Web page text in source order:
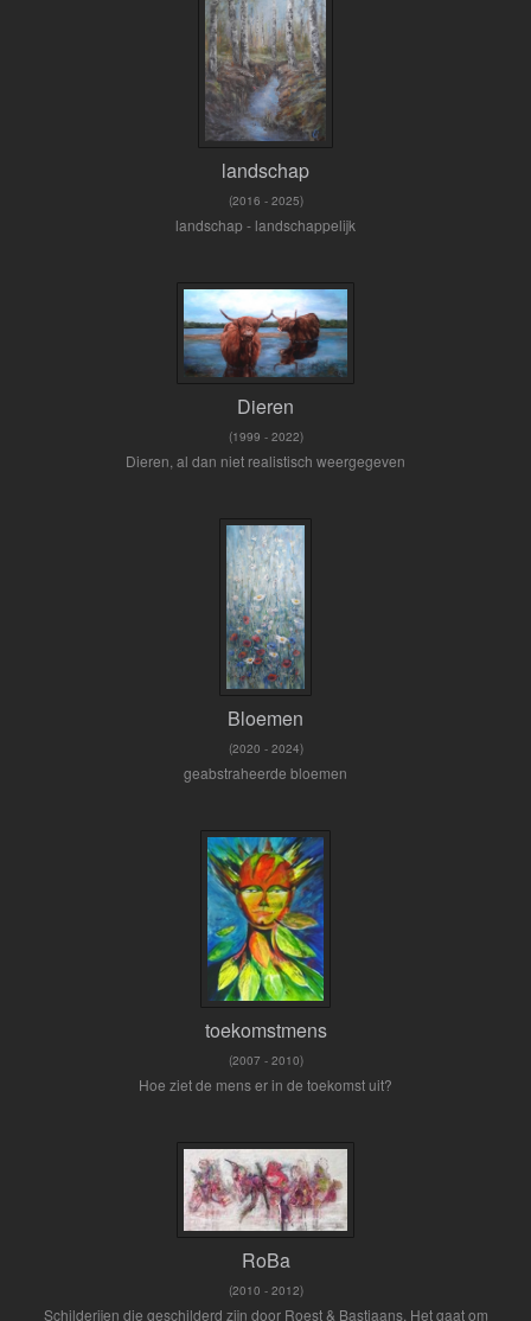
landschap
(2016 - 2025)
landschap - landschappelijk
Dieren
(1999 - 2022)
Dieren, al dan niet realistisch weergegeven
Bloemen
(2020 - 2024)
geabstraheerde bloemen
toekomstmens
(2007 - 2010)
Hoe ziet de mens er in de toekomst uit?
RoBa
(2010 - 2012)
Schilderijen die geschilderd zijn door Roest & Bastiaans. Het gaat om